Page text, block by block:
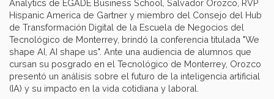
Analytics de EGADE Business School, Salvador Orozco, RVP
Hispanic America de Gartner y miembro del Consejo del Hub
de Transformación Digital de la Escuela de Negocios del
Tecnológico de Monterrey, brindó la conferencia titulada "We
shape AI, AI shape us". Ante una audiencia de alumnos que
cursan su posgrado en el Tecnológico de Monterrey, Orozco
presentó un análisis sobre el futuro de la inteligencia artificial
(IA) y su impacto en la vida cotidiana y laboral.